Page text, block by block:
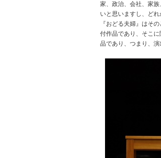
家、政治、会社、家
いと思いますし、ど
『おどる夫婦』はそ
付作品であり、そこ
品であり、つまり、